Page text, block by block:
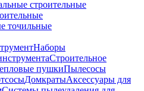
строительные
точильные
Наборы
Строительное
пушкиПылесосы
ДомкратыАксессуары для